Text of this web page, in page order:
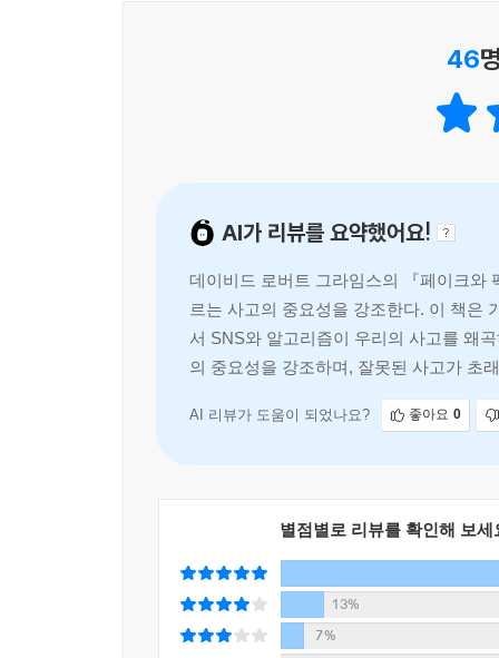
46
AI가 리뷰를 요약했어요!
데이비드 로버트 그라임스의 『페이크와
르는 사고의 중요성을 강조한다. 이 책은
서 SNS와 알고리즘이 우리의 사고를 왜
의 중요성을 강조하며, 잘못된 사고가 초
AI 리뷰가 도움이 되었나요? 좋아요 0
별점별로 리뷰를 확인해 보세
13%
7%